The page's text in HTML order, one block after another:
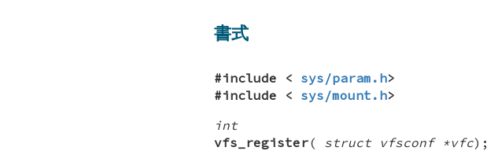
書式
#include < sys/param.h>
#include < sys/mount.h>
int
vfs_register( struct vfsconf *vfc);